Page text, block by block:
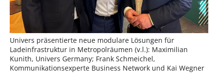
Univers präsentierte neue modulare Lösungen für
Ladeinfrastruktur in Metropolräumen (v.l.): Maximilian
Kunith, Univers Germany; Frank Schmeichel,
Kommunikationsexperte Business Network und Kai Wegner